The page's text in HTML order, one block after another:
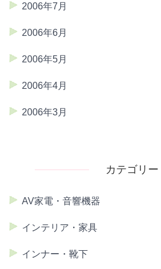
2006年7月
2006年6月
2006年5月
2006年4月
2006年3月
カテゴリー
AV家電・音響機器
インテリア・家具
インナー・靴下